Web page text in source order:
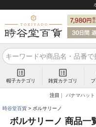
帽子カテゴリ 雑貨カテゴリ
注目 パナマハット
時谷堂百貨 ボルサリーノ
ボルサリーノ 商品一